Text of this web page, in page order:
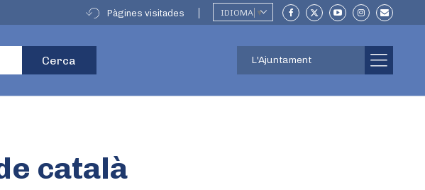
Pàgines visitades IDIOMA ▼
L'Ajuntament
català